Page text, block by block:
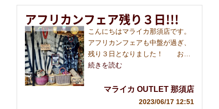
アフリカンフェア残り３日!!!
こんにちはマライカ那須店です。
アフリカンフェアも中盤が過ぎ、
残り３日となりました！ お…
続きを読む
マライカ OUTLET 那須店
2023/06/17 12:51